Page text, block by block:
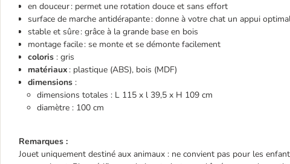
en douceur : permet une rotation douce et sans effort
surface de marche antidérapante : donne à votre chat un appui
stable et sûre : grâce à la grande base en bois
montage facile : se monte et se démonte facilement
coloris : gris
matériaux : plastique (ABS), bois (MDF)
dimensions :
dimensions totales : L 115 x l 39,5 x H 109 cm
diamètre : 100 cm
Remarques :
Jouet uniquement destiné aux animaux : ne convient pas pour les